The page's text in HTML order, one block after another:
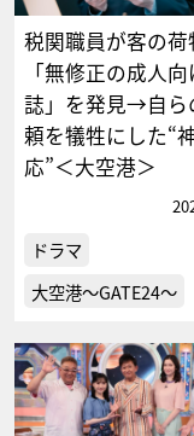
税関職員が客の荷
「無修正の成人
誌」を発見→自ら
頼を犠牲にした“
応”＜大空港＞
ドラマ
大空港～GATE24～